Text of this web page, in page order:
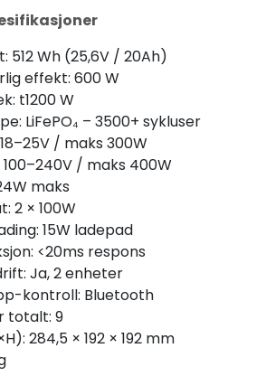
512 Wh (25,6V / 20Ah)
effekt: 600 W
t1200 W
LiFePO₄ – 3500+ sykluser
/ maks 300W
100–240V / maks 400W
maks
2 × 100W
15W ladepad
<20ms respons
Ja, 2 enheter
kontroll: Bluetooth
totalt: 9
284,5 × 192 × 192 mm